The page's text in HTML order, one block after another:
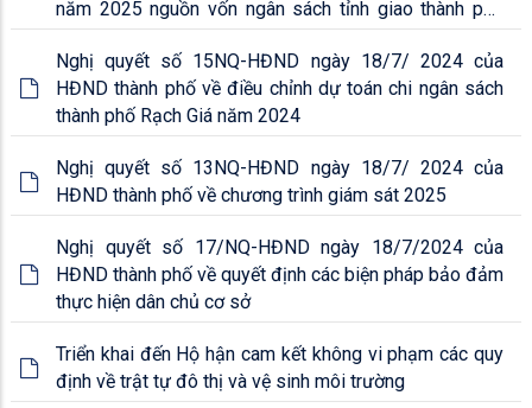
năm 2025 nguồn vốn ngân sách tỉnh giao thành phố
quản lý
Nghị quyết số 15NQ-HĐND ngày 18/7/ 2024 của
HĐND thành phố về điều chỉnh dự toán chi ngân sách
thành phố Rạch Giá năm 2024
Nghị quyết số 13NQ-HĐND ngày 18/7/ 2024 của
HĐND thành phố về chương trình giám sát 2025
Nghị quyết số 17/NQ-HĐND ngày 18/7/2024 của
HĐND thành phố về quyết định các biện pháp bảo đảm
thực hiện dân chủ cơ sở
Triển khai đến Hộ hận cam kết không vi phạm các quy
định về trật tự đô thị và vệ sinh môi trường